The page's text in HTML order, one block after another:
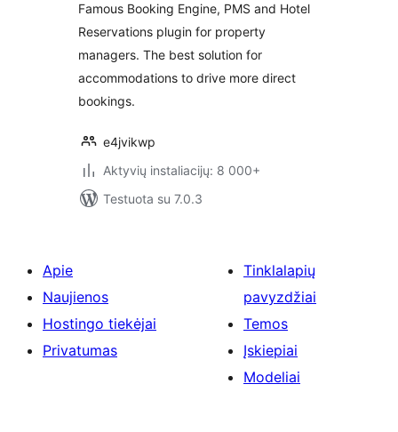
Famous Booking Engine, PMS and Hotel
Reservations plugin for property
managers. The best solution for
accommodations to drive more direct
bookings.
e4jvikwp
Aktyvių instaliacijų: 8 000+
Testuota su 7.0.3
Apie
Naujienos
Hostingo tiekėjai
Privatumas
Tinklalapių
pavyzdžiai
Temos
Įskiepiai
Modeliai